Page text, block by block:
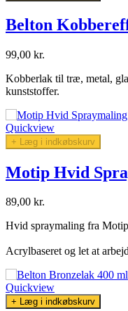
Belton
99,00 kr.
Kobberlak til træ, metal,
kunststoffer.
Quickview
+ Læg i indkøbskurv
Motip Hvid
89,00 kr.
Hvid spraymaling fra
Acrylbaseret og let at
Quickview
+ Læg i indkøbskurv